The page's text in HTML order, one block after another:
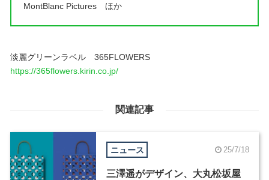
MontBlanc Pictures ほか
淡麗グリーンラベル 365FLOWERS
https://365flowers.kirin.co.jp/
関連記事
ニュース 25/7/18
三澤遥がデザイン、大丸松坂屋